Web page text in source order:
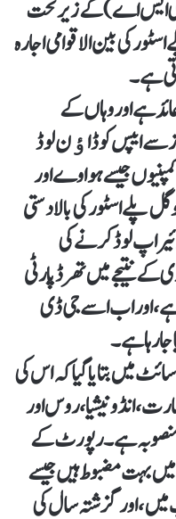
ایس اے) کے زیرتحت
کی بین الاقوامی اجارہ
ہے۔
ہے اور وہاں کے
سے ایپس کو ڈاﺅن لوڈ
جیسے ہواوے اور
پلے اسٹور کی بالادستی
اپ لوڈ کرنے کی
نتیجے میں تھرڈ پارٹی
ہے، اور اب اسے جی ڈی
ہے۔
میں بتایا گیا کہ اس کی
انڈونیشیا، روس اور
منصوبہ ہے۔رپورٹ کے
بہت مضبوط ہیں جیسے
اور گزشتہ سال کی